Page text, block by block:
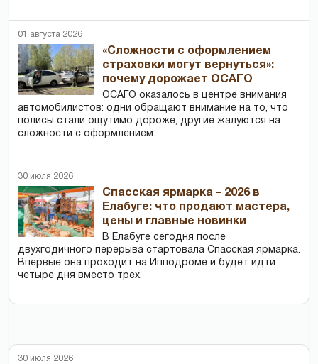
01 августа 2026
«Сложности с оформлением
страховки могут вернуться»:
почему дорожает ОСАГО
ОСАГО оказалось в центре внимания
автомобилистов: одни обращают внимание на то, что
полисы стали ощутимо дороже, другие жалуются на
сложности с оформлением.
30 июля 2026
Спасская ярмарка – 2026 в
Елабуге: что продают мастера,
цены и главные новинки
В Елабуге сегодня после
двухгодичного перерыва стартовала Спасская ярмарка.
Впервые она проходит на Ипподроме и будет идти
четыре дня вместо трех.
30 июля 2026